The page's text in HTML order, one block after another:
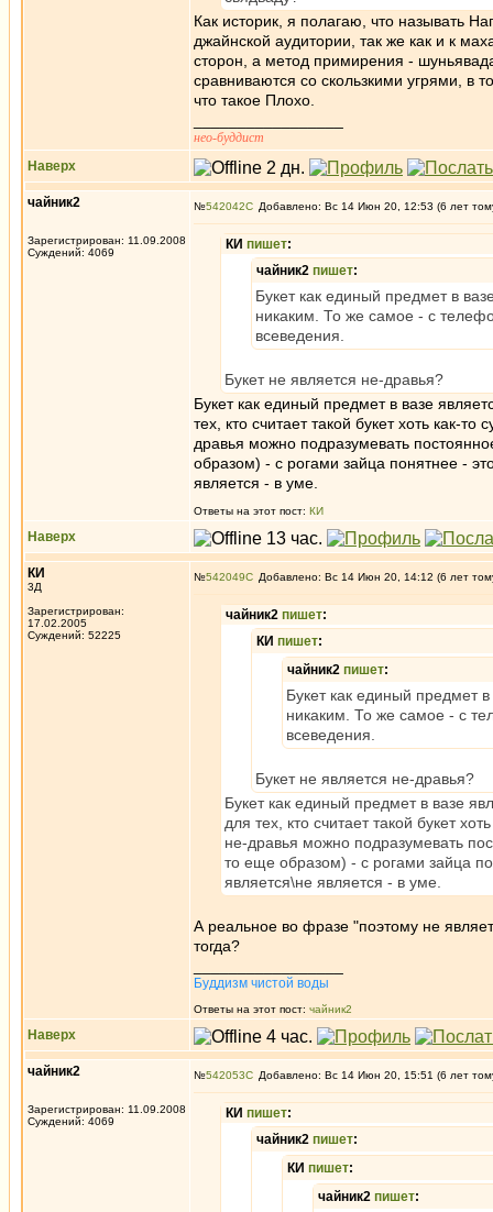
Как историк, я полагаю, что называть
джайнской аудитории, так же как и к
сторон, а метод примирения -
сравниваются со скользкими угрями, в
что такое Плохо.
нео-буддист
Наверх
чайник2
Зарегистрирован: 11.09.2008
Суждений: 4069
№542042 Добавлено: Вс 14 Июн 20, 12:53 (6 лет
КИ пишет:
чайник2 пишет:
Букет как единый предмет в
никаким. То же самое - с
всеведения.
Букет не является не-дравья?
Букет как единый предмет в вазе
тех, кто считает такой букет хоть как-
дравья можно подразумевать
образом) - с рогами зайца понятнее -
является - в уме.
Ответы на этот пост: КИ
Наверх
КИ
3Д
Зарегистрирован:
17.02.2005
Суждений: 52225
№542049 Добавлено: Вс 14 Июн 20, 14:12 (6 лет
чайник2 пишет:
КИ пишет:
чайник2 пишет:
Букет как единый предмет
никаким. То же самое - с
всеведения.
Букет не является не-дравья?
Букет как единый предмет в вазе
для тех, кто считает такой букет
не-дравья можно подразумевать
то еще образом) - с рогами зайца
является\не является - в уме.
А реальное во фразе "поэтому не
тогда?
Буддизм чистой воды
Ответы на этот пост: чайник2
Наверх
чайник2
Зарегистрирован: 11.09.2008
Суждений: 4069
№542053 Добавлено: Вс 14 Июн 20, 15:51 (6 лет
КИ пишет:
чайник2 пишет:
КИ пишет:
чайник2 пишет: